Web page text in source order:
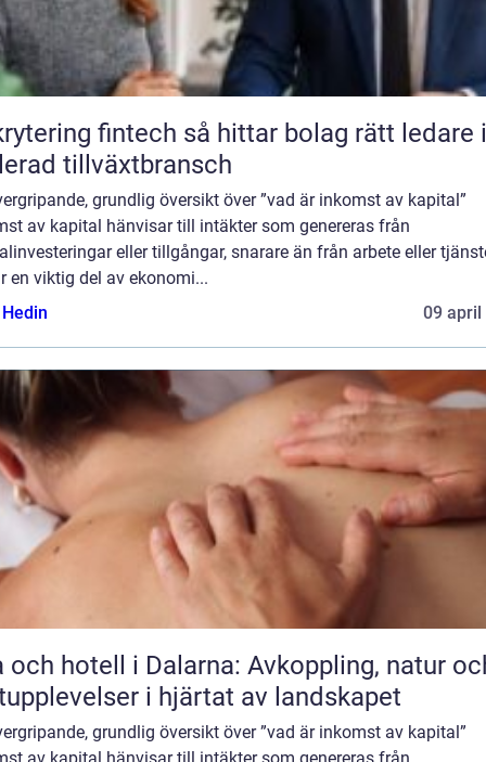
fintech så hittar bolag rätt ledare i en
tillväxtbransch
grundlig översikt över ”vad är inkomst av kapital”
av kapital hänvisar till intäkter som genereras från
eller tillgångar, snarare än från arbete eller
en viktig del av ekonomi...
09 april
och hotell i Dalarna: Avkoppling, natur
i hjärtat av landskapet
grundlig översikt över ”vad är inkomst av kapital”